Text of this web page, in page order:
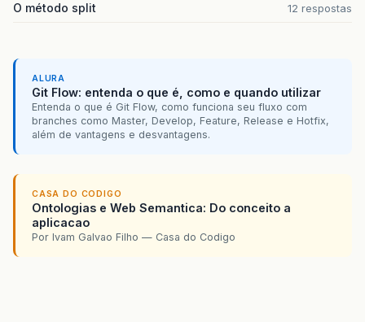
O método split 12 respostas
ALURA
Git Flow: entenda o que é, como e quando utilizar
Entenda o que é Git Flow, como funciona seu fluxo com
branches como Master, Develop, Feature, Release e Hotfix,
além de vantagens e desvantagens.
CASA DO CODIGO
Ontologias e Web Semantica: Do conceito a
aplicacao
Por Ivam Galvao Filho — Casa do Codigo